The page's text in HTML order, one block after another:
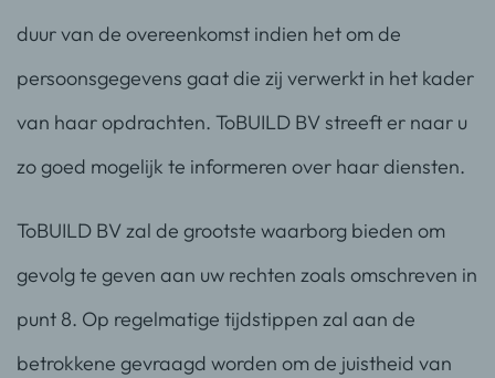
duur van de overeenkomst indien het om de
persoonsgegevens gaat die zij verwerkt in het kader
van haar opdrachten. ToBUILD BV streeft er naar u
zo goed mogelijk te informeren over haar diensten.
ToBUILD BV zal de grootste waarborg bieden om
gevolg te geven aan uw rechten zoals omschreven in
punt 8. Op regelmatige tijdstippen zal aan de
betrokkene gevraagd worden om de juistheid van